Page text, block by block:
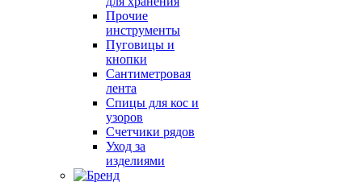
Прочие
инструменты
Пуговицы и
кнопки
Сантиметровая
лента
Спицы для кос и
узоров
Счетчики рядов
Уход за
изделиями